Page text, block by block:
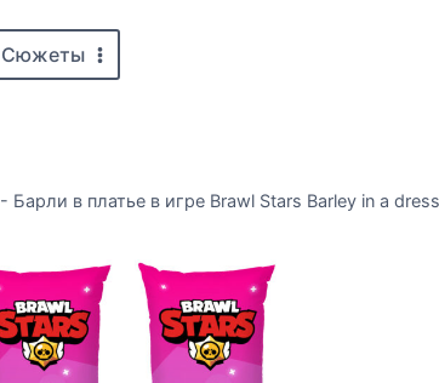
Сюжеты
- Барли в платье в игре Brawl Stars Barley in a